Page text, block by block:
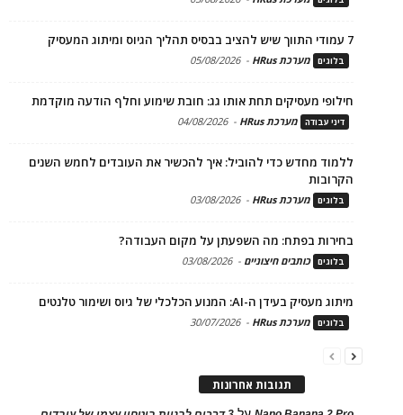
7 עמודי התווך שיש להציב בבסיס תהליך הגיוס ומיתוג המעסיק
בלוגים מערכת HRus -
05/08/2026
חילופי מעסיקים תחת אותו גג: חובת שימוע וחלף הודעה מוקדמת
דיני עבודה מערכת HRus -
04/08/2026
ללמוד מחדש כדי להוביל: איך להכשיר את העובדים לחמש השנים
הקרובות
בלוגים מערכת HRus -
03/08/2026
בחירות בפתח: מה השפעתן על מקום העבודה?
בלוגים כותבים חיצוניים -
03/08/2026
מיתוג מעסיק בעידן ה-AI: המנוע הכלכלי של גיוס ושימור טלנטים
בלוגים מערכת HRus -
30/07/2026
תגובות אחרונות